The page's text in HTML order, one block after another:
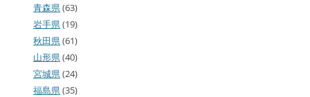
青森県(63)
岩手県(19)
秋田県(61)
山形県(40)
宮城県(24)
福島県(35)